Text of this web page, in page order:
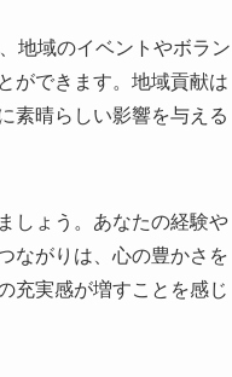
地域のイベントやボラン
ができます。地域貢献は
素晴らしい影響を与える
しょう。あなたの経験や
ながりは、心の豊かさを
充実感が増すことを感じ